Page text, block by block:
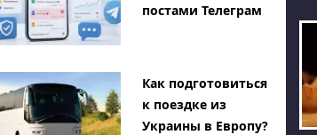
постами Телеграм
Как подготовиться
к поездке из
Украины в Европу?